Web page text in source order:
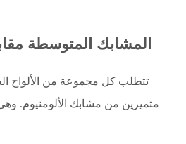
المشابك المتوسطة
تتطلب كل مجموعة من الألواح
متميزين من مشابك الألومنيوم.